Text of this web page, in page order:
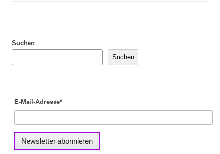
Suchen
Suchen
E-Mail-Adresse*